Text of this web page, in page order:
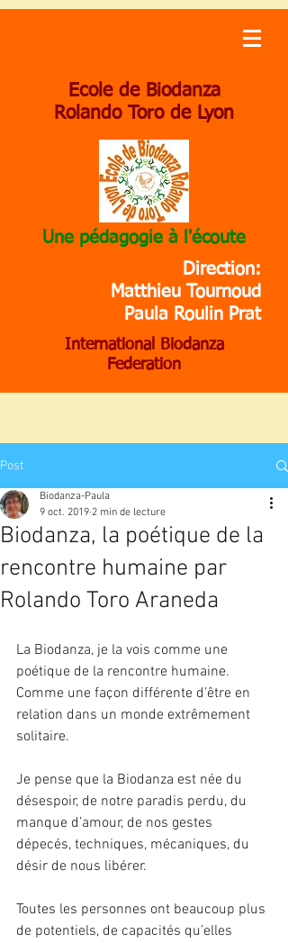
Ecole de Biodanza
Rolando Toro de Lyon
Une pédagogie à l'écoute
Direction:
Matthieu Tournoud
Paula Roulin Prat
International Biodanza
Federation
Post
Biodanza, la poétique de la
rencontre humaine par
Rolando Toro Araneda
Biodanza-Paula
9 oct. 2019 2 min de lecture
La Biodanza, je la vois comme une
poétique de la rencontre humaine.
Comme une façon différente d’être en
relation dans un monde extrêmement
solitaire.
Je pense que la Biodanza est née du
désespoir, de notre paradis perdu, du
manque d’amour, de nos gestes
dépecés, techniques, mécaniques, du
désir de nous libérer.
Toutes les personnes ont beaucoup plus
de potentiels, de capacités qu’elles